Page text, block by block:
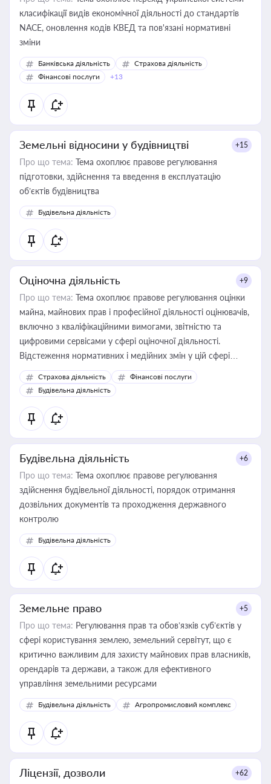
класифікації видів економічної діяльності до стандартів
NACE, оновлення кодів КВЕД та пов'язані нормативні
зміни
Банківська діяльність
Страхова діяльність
Фінансові послуги
+13
Земельні відносини у будівництві +15
Про що тема: Тема охоплює правове регулювання
підготовки, здійснення та введення в експлуатацію
об’єктів будівництва
Будівельна діяльність
Оціночна діяльність +9
Про що тема: Тема охоплює правове регулювання оцінки
майна, майнових прав і професійної діяльності оцінювачів,
включно з кваліфікаційними вимогами, звітністю та
цифровими сервісами у сфері оціночної діяльності.
Відстеження нормативних і медійних змін у цій сфері
корисне для власника бізнесу, керівника, юриста або
бухгалтера під час оподаткування, приватизації, оренди
державного майна, корпоративних угод і перевірки
статусу суб'єктів оціночної діяльності
Страхова діяльність
Фінансові послуги
Будівельна діяльність
Будівельна діяльність +6
Про що тема: Тема охоплює правове регулювання
здійснення будівельної діяльності, порядок отримання
дозвільних документів та проходження державного
контролю
Будівельна діяльність
Земельне право +5
Про що тема: Регулювання прав та обов’язків суб’єктів у
сфері користування землею, земельний сервітут, що є
критично важливим для захисту майнових прав власників,
орендарів та держави, а також для ефективного
управління земельними ресурсами
Будівельна діяльність Агропромисловий комплекс
Ліцензії, дозволи +62